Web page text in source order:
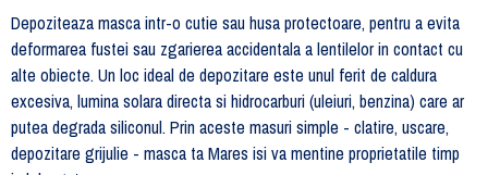
Depoziteaza masca intr-o cutie sau husa protectoare, pentru a evita
deformarea fustei sau zgarierea accidentala a lentilelor in contact cu
alte obiecte. Un loc ideal de depozitare este unul ferit de caldura
excesiva, lumina solara directa si hidrocarburi (uleiuri, benzina) care ar
putea degrada siliconul. Prin aceste masuri simple - clatire, uscare,
depozitare grijulie - masca ta Mares isi va mentine proprietatile timp